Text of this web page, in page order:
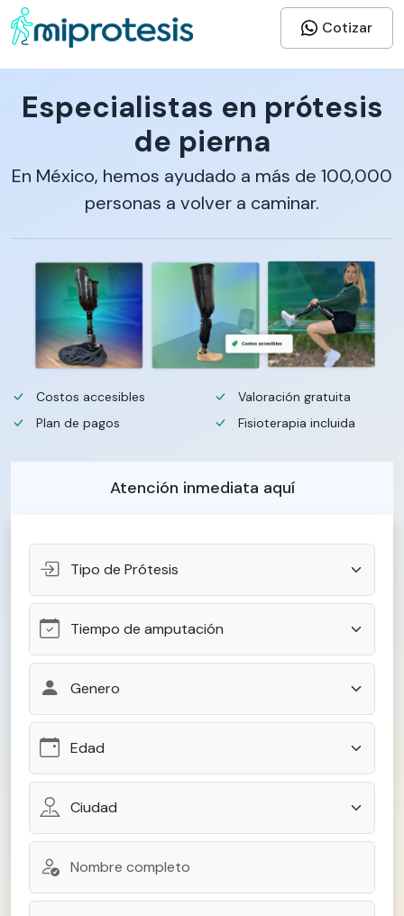
Cotizar
Especialistas en prótesis
de pierna
En México, hemos ayudado a más de 100,000
personas a volver a caminar.
Costos accesibles
Plan de pagos
Valoración gratuita
Fisioterapia incluida
Atención inmediata aquí